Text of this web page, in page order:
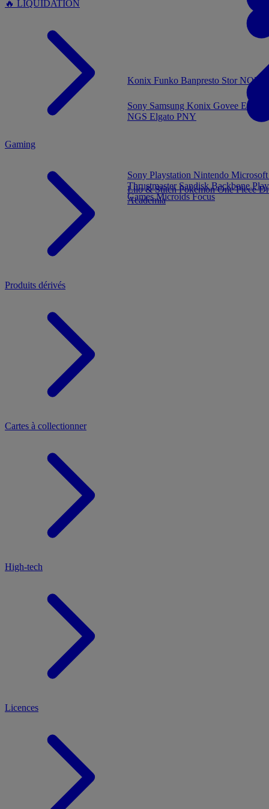
🔥 LIQUIDATION
Konix Funko Banpresto Stor
Gaming
Sony Playstation Nintendo
Thrustmaster SandiskBackbone
GamesMicroidsFocus
Produits dérivés
Lilo & StitchPokémonOne Piece
Academia
Cartes à collectionner
High-tech
Sony Samsung Konix Govee
NGS Elgato PNY
Licences